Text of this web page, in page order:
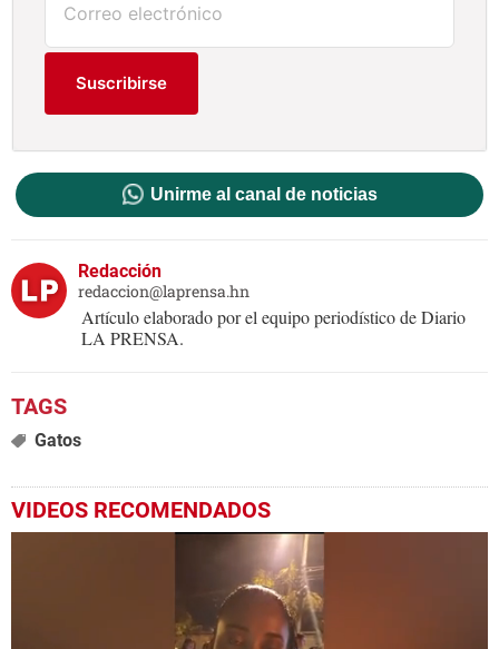
Suscribirse
Unirme al canal de noticias
Redacción
redaccion@laprensa.hn
Artículo elaborado por el equipo periodístico de Diario
LA PRENSA.
Gatos
VIDEOS RECOMENDADOS